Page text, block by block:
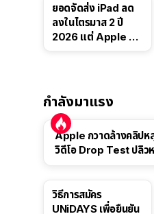
ยอดจัดส่ง iPad ลด
ลงในไตรมาส 2 ปี
2026 แต่ Apple ยัง
กำลังมาแรง
Apple กวาดล้างคลิปห
วิดีโอ Drop Test ปลิว
วิธีการสมัคร
UNiDAYS เพื่อยืนยัน